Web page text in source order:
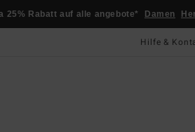
25% Rabatt auf alle angebote* Damen
Hilfe &